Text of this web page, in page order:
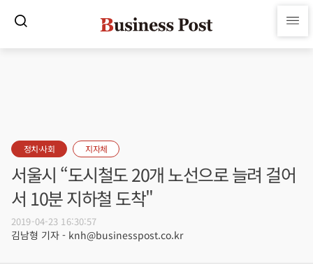
정치·사회 지자체
서울시 “도시철도 20개 노선으로 늘려 걸어
서 10분 지하철 도착"
2019-04-23 16:30:57
김남형 기자 - knh@businesspost.co.kr